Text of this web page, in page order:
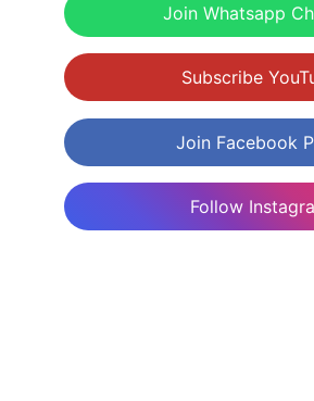
Join Whatsapp
Subscribe
Join Facebook
Follow